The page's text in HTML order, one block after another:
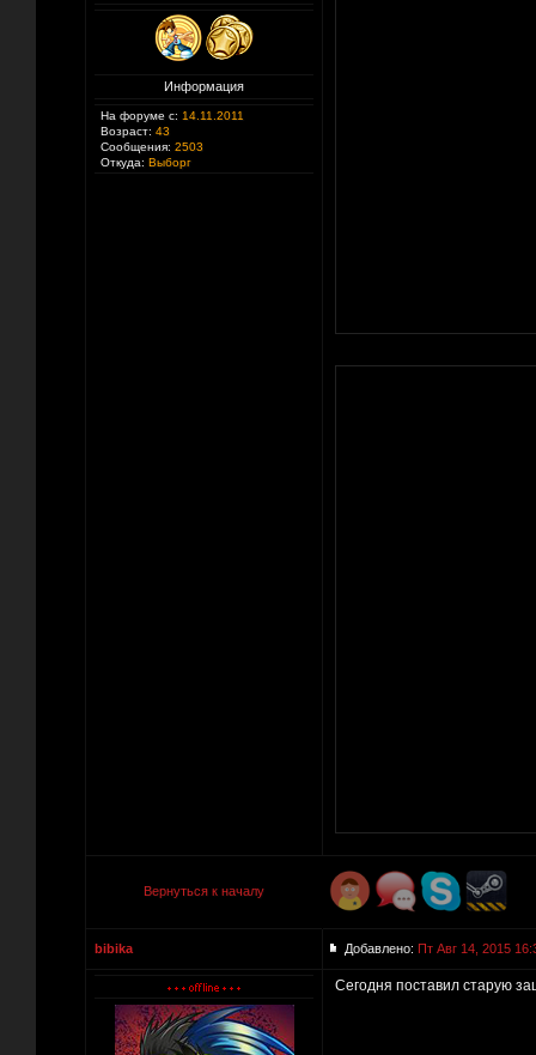
Информация
На форуме с: 14.11.2011
Возраст: 43
Сообщения: 2503
Откуда: Выборг
Вернуться к началу
bibika Добавлено: Пт Авг 14, 2015
Сегодня поставил старую